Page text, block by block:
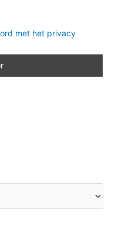
met het privacy